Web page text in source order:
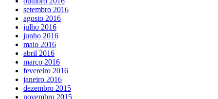
setembro 2016
agosto 2016
julho 2016
junho 2016
maio 2016
abril 2016
março 2016
fevereiro 2016
janeiro 2016
dezembro 2015
novembro 2015